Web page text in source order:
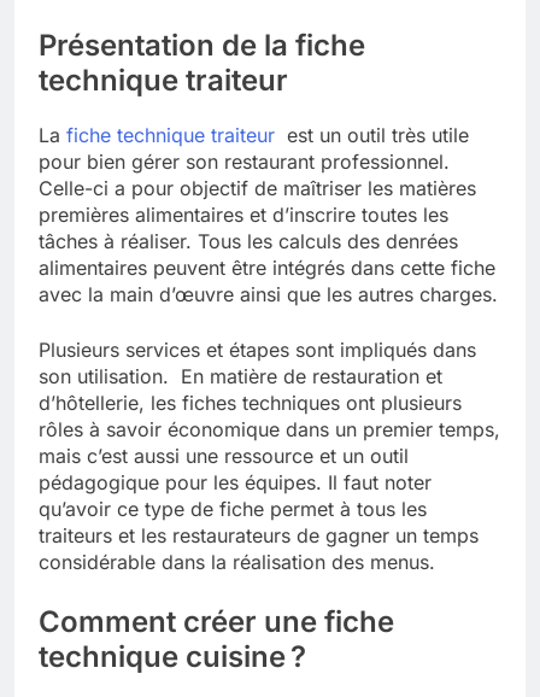
Présentation de la fiche
technique traiteur
La fiche technique traiteur est un outil très utile
pour bien gérer son restaurant professionnel.
Celle-ci a pour objectif de maîtriser les matières
premières alimentaires et d’inscrire toutes les
tâches à réaliser. Tous les calculs des denrées
alimentaires peuvent être intégrés dans cette fiche
avec la main d’œuvre ainsi que les autres charges.
Plusieurs services et étapes sont impliqués dans
son utilisation. En matière de restauration et
d’hôtellerie, les fiches techniques ont plusieurs
rôles à savoir économique dans un premier temps,
mais c’est aussi une ressource et un outil
pédagogique pour les équipes. Il faut noter
qu’avoir ce type de fiche permet à tous les
traiteurs et les restaurateurs de gagner un temps
considérable dans la réalisation des menus.
Comment créer une fiche
technique cuisine ?